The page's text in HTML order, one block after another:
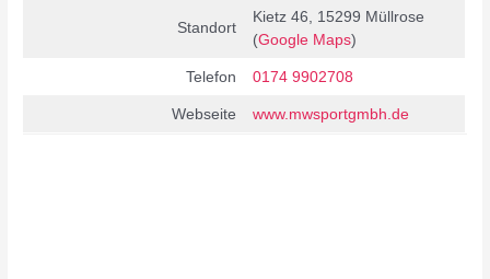
Standort
Kietz 46, 15299 Müllrose
(Google Maps)
Telefon 0174 9902708
Webseite www.mwsportgmbh.de